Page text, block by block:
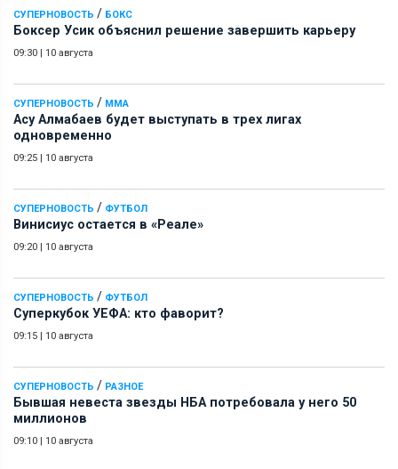
СУПЕРНОВОСТЬ / БОКС
Боксер Усик объяснил решение завершить карьеру
09:30 | 10 августа
СУПЕРНОВОСТЬ / ММА
Асу Алмабаев будет выступать в трех лигах
одновременно
09:25 | 10 августа
СУПЕРНОВОСТЬ / ФУТБОЛ
Винисиус остается в «Реале»
09:20 | 10 августа
СУПЕРНОВОСТЬ / ФУТБОЛ
Суперкубок УЕФА: кто фаворит?
09:15 | 10 августа
СУПЕРНОВОСТЬ / РАЗНОЕ
Бывшая невеста звезды НБА потребовала у него 50
миллионов
09:10 | 10 августа